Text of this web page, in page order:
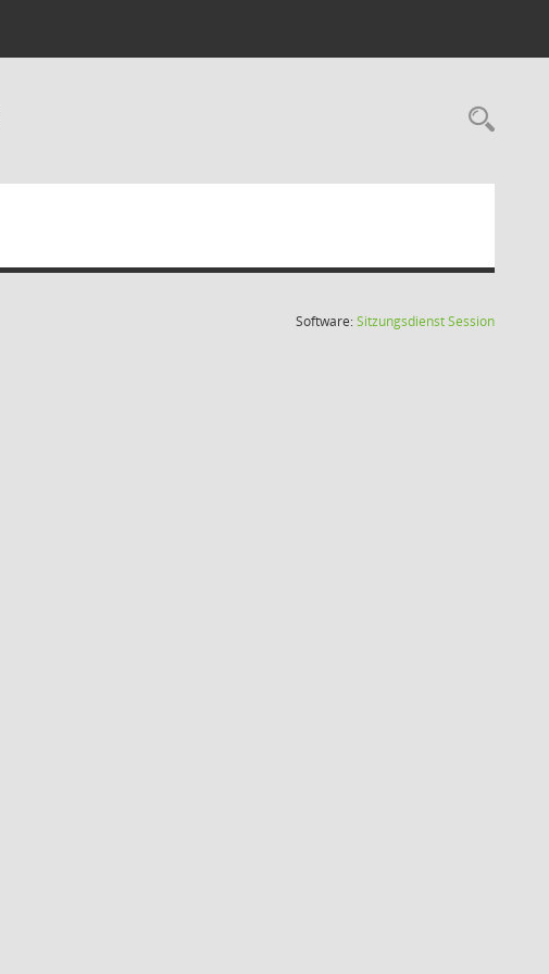
Software:SitzungsdienstSession(Wird in